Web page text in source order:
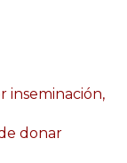
inseminación,
donar